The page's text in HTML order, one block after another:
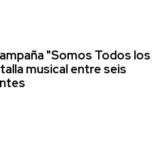
"Somos Todos los
musical entre seis